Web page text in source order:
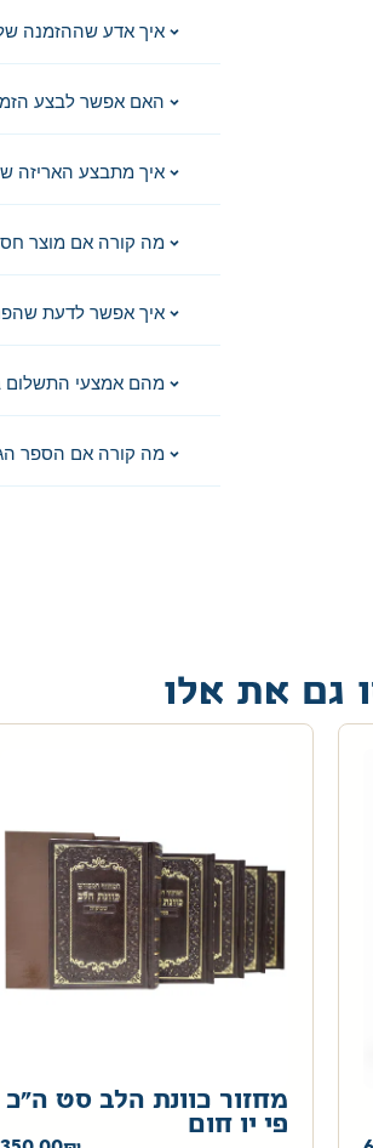
איך אדע שההזמנה
האם אפשר לבצע
איך מתבצע האריזה
מה קורה אם מוצר
איך אפשר לדעת
מהם אמצעי התשלום
מה קורה אם הספר
גם את אלו
מחזור כוונת הלב סט ה"כ
פי יו חום